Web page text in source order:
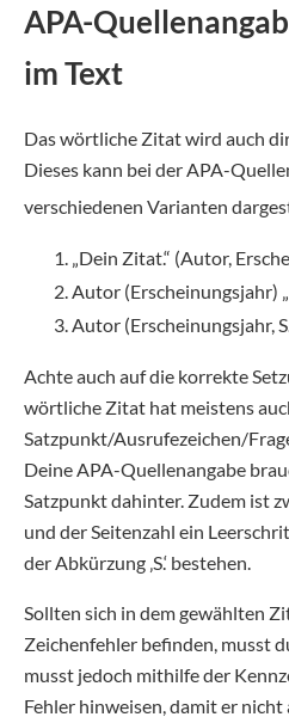
APA-
im Text
Das wörtliche Zitat wird auch
Dieses kann bei der APA-
verschiedenen Varianten
„Dein Zitat.“ (Autor,
Autor (Erscheinungsjahr)
Autor (Erscheinungsjahr,
Achte auch auf die korrekte
wörtliche Zitat hat meistens
Satzpunkt/Ausrufezeichen/
Deine APA-Quellenangabe
Satzpunkt dahinter. Zudem ist
und der Seitenzahl ein
der Abkürzung ‚S.‘ bestehen.
Sollten sich in dem gewählten
Zeichenfehler befinden, musst
musst jedoch mithilfe der
Fehler hinweisen, damit er nicht